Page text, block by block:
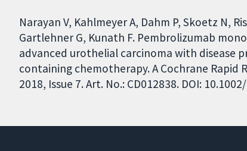
Narayan V, Kahlmeyer A, Dahm P, Skoetz N,
Gartlehner G, Kunath F. Pembrolizumab
advanced urothelial carcinoma with disease
containing chemotherapy. A Cochrane Rapid
2018, Issue 7. Art. No.: CD012838. DOI: